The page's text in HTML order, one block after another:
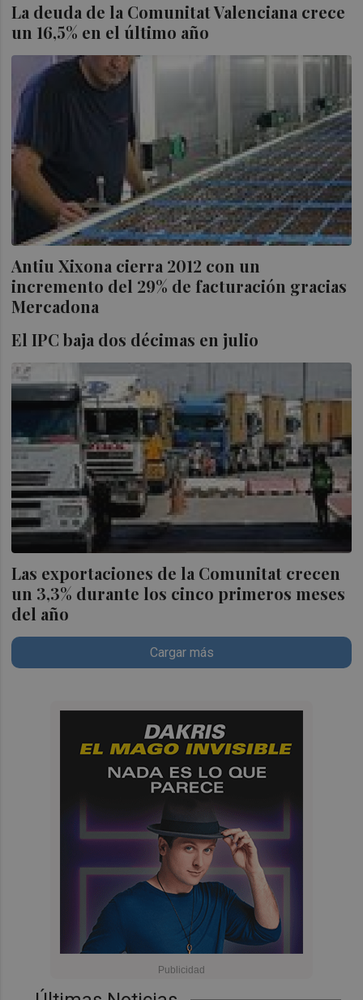
La deuda de la Comunitat Valenciana crece
un 16,5% en el último año
Antiu Xixona cierra 2012 con un
incremento del 29% de facturación gracias
Mercadona
El IPC baja dos décimas en julio
Las exportaciones de la Comunitat crecen
un 3,3% durante los cinco primeros meses
del año
Cargar más